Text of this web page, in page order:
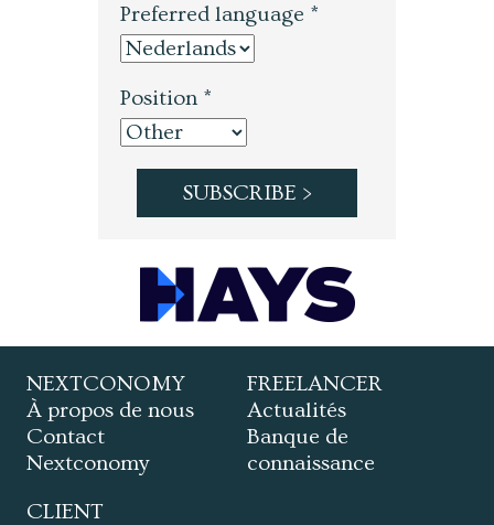
Preferred language *
Position *
NEXTCONOMY
À propos de nous
Contact
Nextconomy
FREELANCER
Actualités
Banque de
connaissance
CLIENT